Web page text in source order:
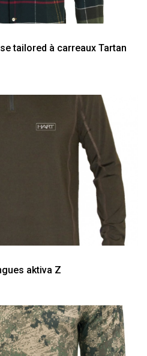
tailored à carreaux Tartan
aktiva Z